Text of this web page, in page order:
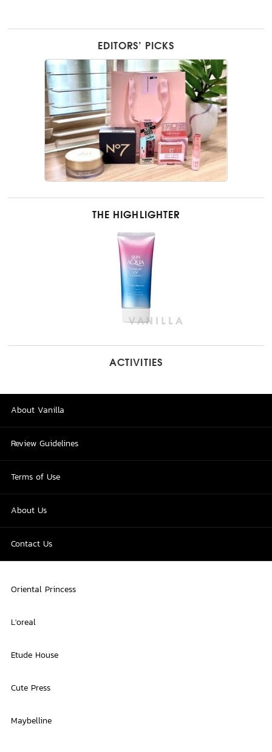
EDITORS’ PICKS
THE HIGHLIGHTER
ACTIVITIES
About Vanilla
Review Guidelines
Terms of Use
About Us
Contact Us
Oriental Princess
L'oreal
Etude House
Cute Press
Maybelline